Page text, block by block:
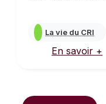
La vie du CRI
En savoir +